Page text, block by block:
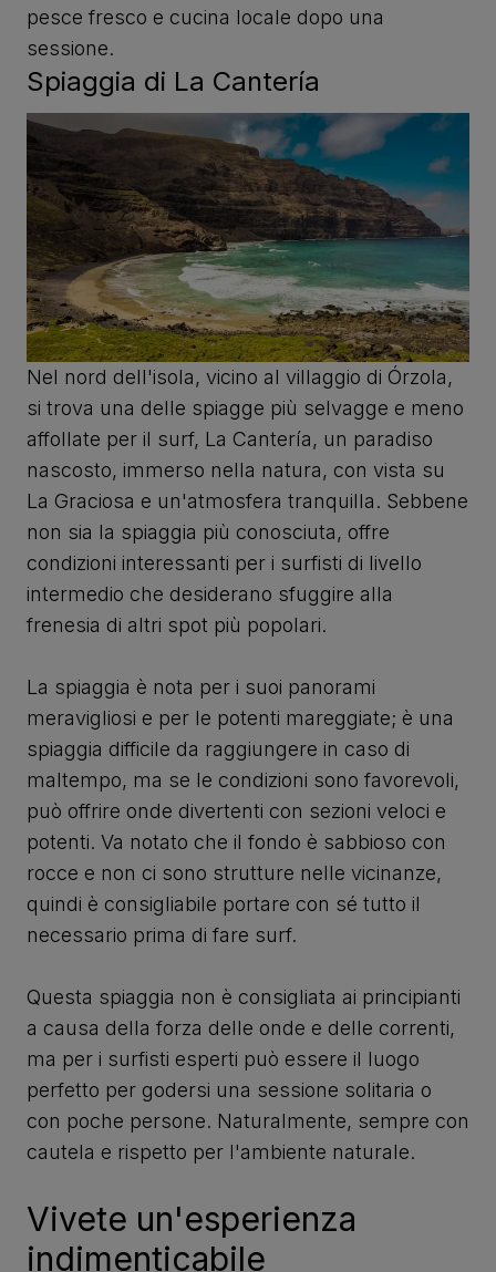
pesce fresco e cucina locale dopo una
sessione.
Spiaggia di La Cantería
Nel nord dell'isola, vicino al villaggio di Órzola,
si trova una delle spiagge più selvagge e meno
affollate per il surf, La Cantería, un paradiso
nascosto, immerso nella natura, con vista su
La Graciosa e un'atmosfera tranquilla. Sebbene
non sia la spiaggia più conosciuta, offre
condizioni interessanti per i surfisti di livello
intermedio che desiderano sfuggire alla
frenesia di altri spot più popolari.
La spiaggia è nota per i suoi panorami
meravigliosi e per le potenti mareggiate; è una
spiaggia difficile da raggiungere in caso di
maltempo, ma se le condizioni sono favorevoli,
può offrire onde divertenti con sezioni veloci e
potenti. Va notato che il fondo è sabbioso con
rocce e non ci sono strutture nelle vicinanze,
quindi è consigliabile portare con sé tutto il
necessario prima di fare surf.
Questa spiaggia non è consigliata ai principianti
a causa della forza delle onde e delle correnti,
ma per i surfisti esperti può essere il luogo
perfetto per godersi una sessione solitaria o
con poche persone. Naturalmente, sempre con
cautela e rispetto per l'ambiente naturale.
Vivete un'esperienza
indimenticabile